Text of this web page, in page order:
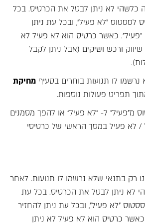
כלשהי לא ניתן לבטל את הכרטיס. בכל
לססטוס "לא פעיל", ובכל עת ניתן
"פעיל". כאשר כרטיס הוא לא פעיל לא
ורכש ושיקים (אבל ניתן לקבל
לו תנועות בוחרים בסעיף מחיקת
תפריט פעולות נוספות.
מ"פעיל" ל- "לא פעיל" או להפך מסמנים
/ לא פעיל במסך הראשי של כרטיסי
רק בתנאי שלא נרשמו לו תנועות. לאחר
לא ניתן לבטל את הכרטיס. בכל עת
"לא פעיל", ובכל עת ניתן להחזיר
כרטיס הוא לא פעיל לא ניתן